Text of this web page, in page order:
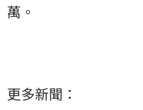
萬。
更多新聞：